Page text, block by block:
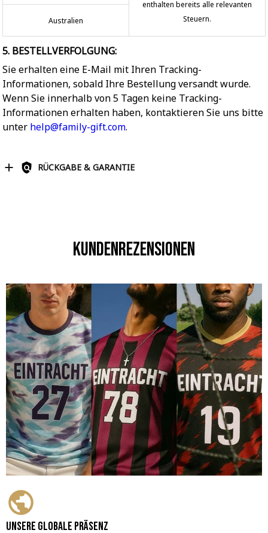
enthalten bereits alle relevanten
Steuern.
Australien
5. BESTELLVERFOLGUNG:
Sie erhalten eine E-Mail mit Ihren Tracking-
Informationen, sobald Ihre Bestellung versandt wurde.
Wenn Sie innerhalb von 5 Tagen keine Tracking-
Informationen erhalten haben, kontaktieren Sie uns bitte
unter help@family-gift.com.
RÜCKGABE & GARANTIE
Kundenrezensionen
Unsere globale Präsenz